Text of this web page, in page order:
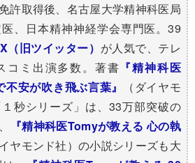
許取得後、名古屋大学精神科医局
、日本精神神経学会専門医。39
X（旧ツイッター） が人気で、テレ
コミ出演多数。著書 『精神科医
安が吹き飛ぶ言葉』
（ダイヤモ
秒シリーズ」は、33万部突破の
『精神科医Tomyが教える 心の執
イヤモンド社）の小説シリーズも大